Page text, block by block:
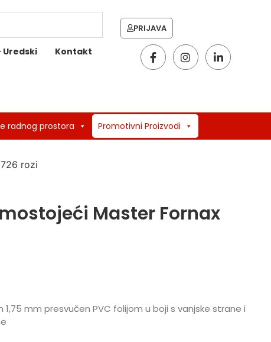
Uredski Kontakt
PRIJAVA
radnog prostora Promotivni Proizvodi
rozi
Master Fornax
mm presvučen PVC folijom u boji s vanjske strane i